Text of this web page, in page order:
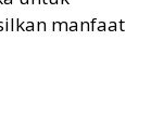
manfaat